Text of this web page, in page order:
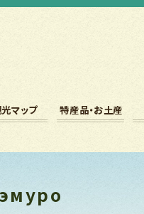
マップ 特産品・お土産